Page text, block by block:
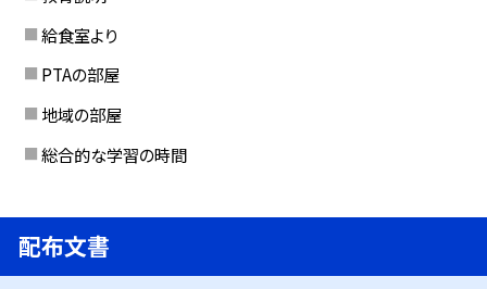
給食室より
PTAの部屋
地域の部屋
総合的な学習の時間
配布文書